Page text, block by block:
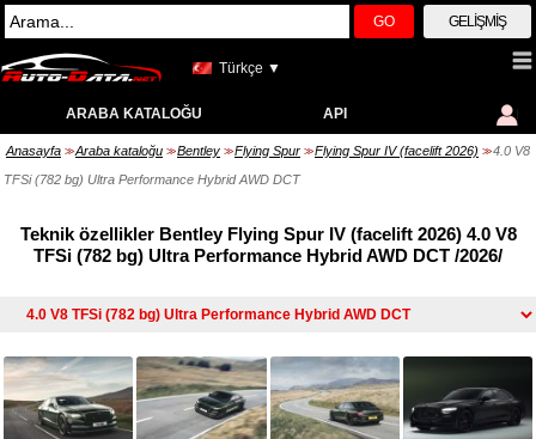
GO GELIŞMIŞ
Türkçe ▼
ARABA KATALOĞU API
Anasayfa >> Araba kataloğu >> Bentley >> Flying Spur >> Flying Spur IV (facelift 2026) >> 4.0 V8
TFSi (782 bg) Ultra Performance Hybrid AWD DCT
Teknik özellikler Bentley Flying Spur IV (facelift 2026) 4.0 V8
TFSi (782 bg) Ultra Performance Hybrid AWD DCT /2026/